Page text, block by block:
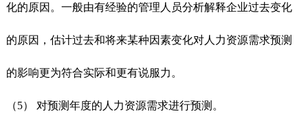
化的原因。一般由有经验的管理人员分析解释企业过去变化
的原因，估计过去和将来某种因素变化对人力资源需求预测
的影响更为符合实际和更有说服力。
（5） 对预测年度的人力资源需求进行预测。